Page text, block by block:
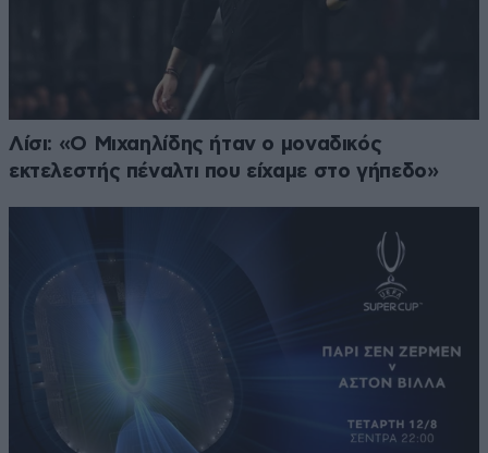
Λίσι: «Ο Μιχαηλίδης ήταν ο μοναδικός
εκτελεστής πέναλτι που είχαμε στο γήπεδο»